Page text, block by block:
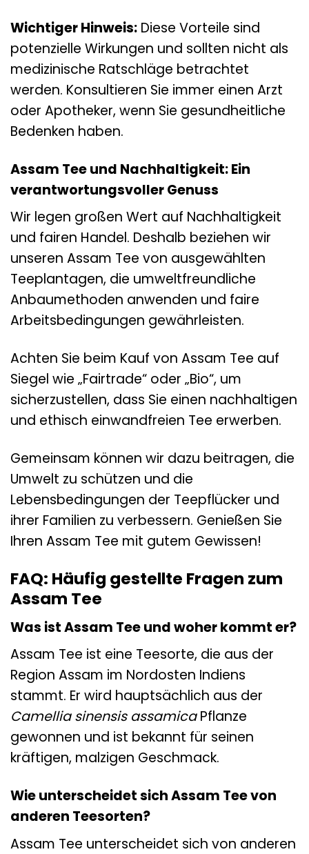
Wichtiger Hinweis: Diese Vorteile sind
potenzielle Wirkungen und sollten nicht als
medizinische Ratschläge betrachtet
werden. Konsultieren Sie immer einen Arzt
oder Apotheker, wenn Sie gesundheitliche
Bedenken haben.
Assam Tee und Nachhaltigkeit: Ein
verantwortungsvoller Genuss
Wir legen großen Wert auf Nachhaltigkeit
und fairen Handel. Deshalb beziehen wir
unseren Assam Tee von ausgewählten
Teeplantagen, die umweltfreundliche
Anbaumethoden anwenden und faire
Arbeitsbedingungen gewährleisten.
Achten Sie beim Kauf von Assam Tee auf
Siegel wie „Fairtrade“ oder „Bio“, um
sicherzustellen, dass Sie einen nachhaltigen
und ethisch einwandfreien Tee erwerben.
Gemeinsam können wir dazu beitragen, die
Umwelt zu schützen und die
Lebensbedingungen der Teepflücker und
ihrer Familien zu verbessern. Genießen Sie
Ihren Assam Tee mit gutem Gewissen!
FAQ: Häufig gestellte Fragen zum
Assam Tee
Was ist Assam Tee und woher kommt er?
Assam Tee ist eine Teesorte, die aus der
Region Assam im Nordosten Indiens
stammt. Er wird hauptsächlich aus der
Camellia sinensis assamicaPflanze
gewonnen und ist bekannt für seinen
kräftigen, malzigen Geschmack.
Wie unterscheidet sich Assam Tee von
anderen Teesorten?
Assam Tee unterscheidet sich von anderen